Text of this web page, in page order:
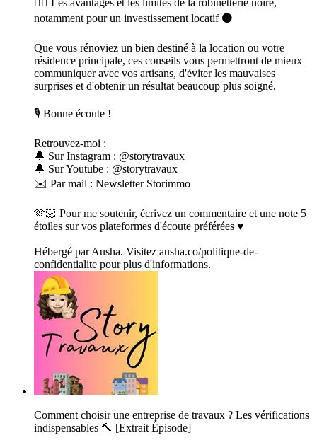
👉🏻 Les avantages et les limites de la robinetterie noire,
notamment pour un investissement locatif ⚫
Que vous rénoviez un bien destiné à la location ou votre
résidence principale, ces conseils vous permettront de mieux
communiquer avec vos artisans, d'éviter les mauvaises
surprises et d'obtenir un résultat beaucoup plus soigné.
🎙️ Bonne écoute !
Retrouvez-moi :
🔔 Sur Instagram : @storytravaux
🔔 Sur Youtube : @storytravaux
✉️ Par mail : Newsletter Storimmo
🫶🏻 Pour me soutenir, écrivez un commentaire et une note 5
étoiles sur vos plateformes d'écoute préférées ♥️
Hébergé par Ausha. Visitez ausha.co/politique-de-
confidentialite pour plus d'informations.
Comment choisir une entreprise de travaux ? Les vérifications
indispensables 🔨 [Extrait Épisode]